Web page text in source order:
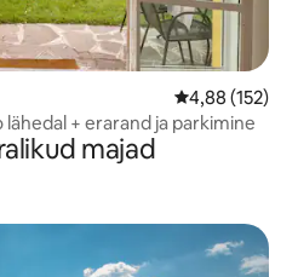
Keskmine
4,88 (152)
+ erarand ja parkimine
majad